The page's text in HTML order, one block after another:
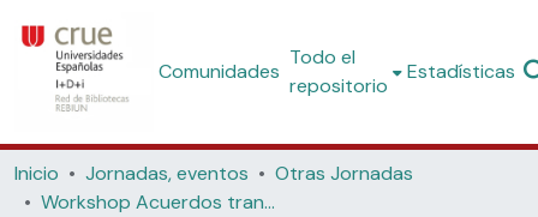
Comunidades
Todo el
repositorio
Estadísticas
Inicio Jornadas, eventos
Otras Jornadas
Workshop Acuerdos transformativos I: presente y futuro. 2021